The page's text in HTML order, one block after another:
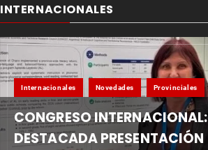
INTERNACIONALES
Internacionales Novedades Provinciales
CONGRESO INTERNACIONAL:
DESTACADA PRESENTACIÓN